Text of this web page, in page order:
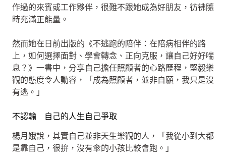
作過的來賓或工作夥伴，很難不跟她成為好朋友，彷彿隨
時充滿正能量。
然而她在日前出版的《不逃跑的陪伴：在陪病相伴的路
上，如何選擇面對、學會轉念、正向克服，讓自己好好喘
息？》一書中，分享自己擔任照顧者的心路歷程，堅毅樂
觀的態度令人動容，「成為照顧者，並非自願，我只是沒
有逃。」
不認輸 自己的人生自己爭取
楊月娥說，其實自己並非天生樂觀的人，「我從小到大都
是靠自己，很拚，沒有傘的小孩比較會跑。」